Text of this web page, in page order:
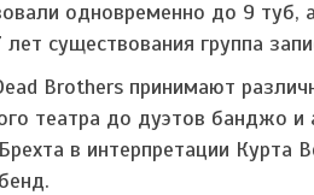
одновременно до 9
существования группа
Brothers принимают
театра до дуэтов банджо
в интерпретации Курта